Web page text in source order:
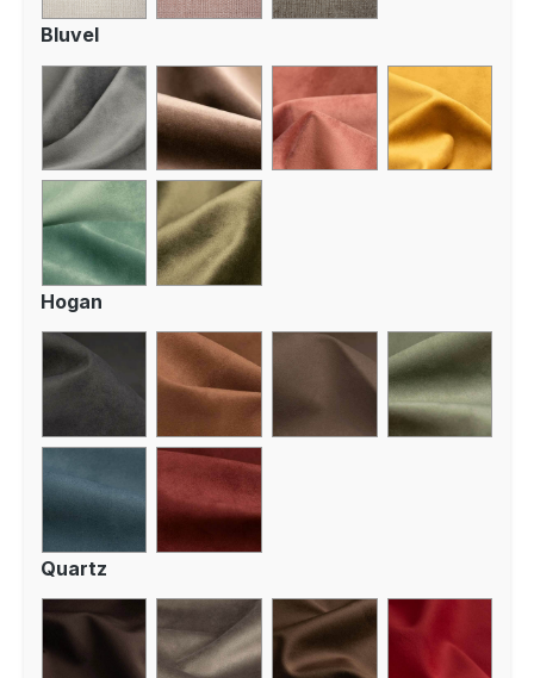
Bluvel
Hogan
Quartz